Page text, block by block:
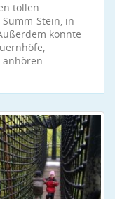
tollen
Stein, in
konnte